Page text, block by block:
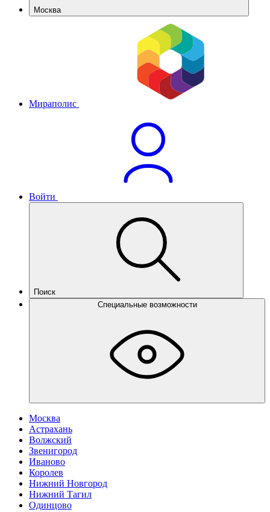
Москва
Мираполис
Войти
Поиск
Специальные возможности
Москва
Астрахань
Волжский
Звенигород
Иваново
Королев
Нижний Новгород
Нижний Тагил
Одинцово